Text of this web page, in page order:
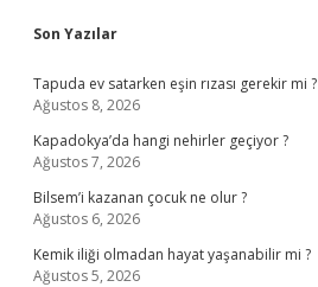
Sidebar
Son Yazılar
Tapuda ev satarken eşin rızası gerekir mi ?
Ağustos 8, 2026
Kapadokya’da hangi nehirler geçiyor ?
Ağustos 7, 2026
Bilsem’i kazanan çocuk ne olur ?
Ağustos 6, 2026
Kemik iliği olmadan hayat yaşanabilir mi ?
Ağustos 5, 2026